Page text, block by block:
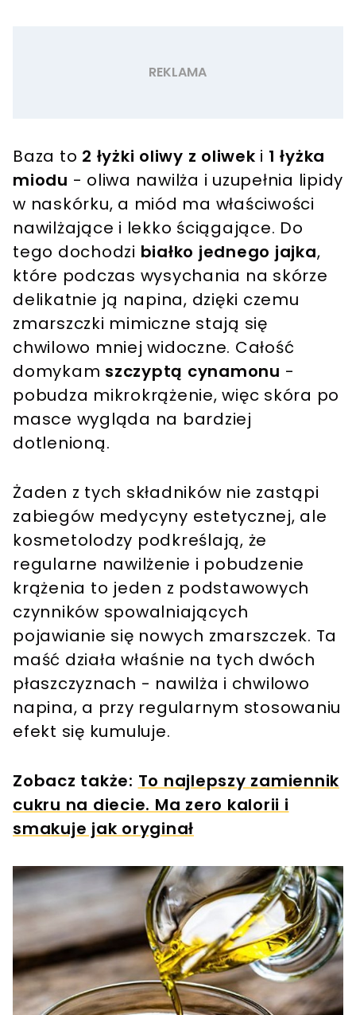
Baza to 2 łyżki oliwy z oliwek i 1 łyżka
miodu - oliwa nawilża i uzupełnia lipidy
w naskórku, a miód ma właściwości
nawilżające i lekko ściągające. Do
tego dochodzi białko jednego jajka,
które podczas wysychania na skórze
delikatnie ją napina, dzięki czemu
zmarszczki mimiczne stają się
chwilowo mniej widoczne. Całość
domykam szczyptą cynamonu -
pobudza mikrokrążenie, więc skóra po
masce wygląda na bardziej
dotlenioną.
Żaden z tych składników nie zastąpi
zabiegów medycyny estetycznej, ale
kosmetolodzy podkreślają, że
regularne nawilżenie i pobudzenie
krążenia to jeden z podstawowych
czynników spowalniających
pojawianie się nowych zmarszczek. Ta
maść działa właśnie na tych dwóch
płaszczyznach - nawilża i chwilowo
napina, a przy regularnym stosowaniu
efekt się kumuluje.
Zobacz także: To najlepszy zamiennik
cukru na diecie. Ma zero kalorii i
smakuje jak oryginał